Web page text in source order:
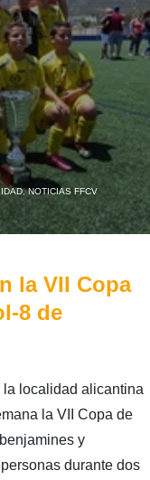
,NOTICIAS FFCV
la VII Copa
8 de
la localidad alicantina
la VII Copa de
y
durante dos